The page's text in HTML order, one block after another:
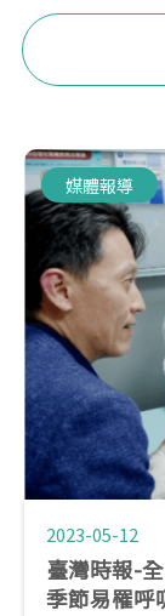
媒體報導
2023-05-12
臺灣時報-
季節易罹呼